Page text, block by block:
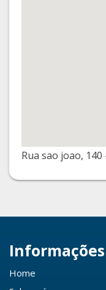
Rua sao joao,
Informações
Home